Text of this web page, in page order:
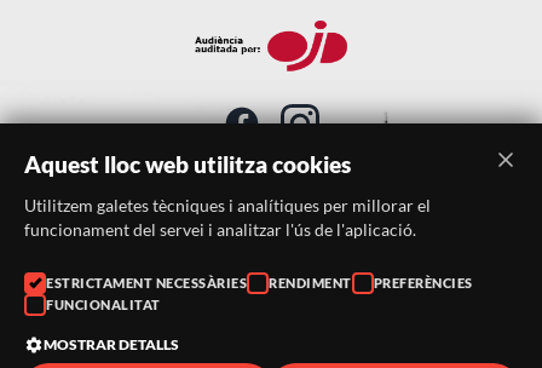
SUBSCRIU-TE AL BUTLLETÍ
Telèfon:
938046359
Correu:
Aquest lloc web utilitza cookies
Utilitzem galetes tècniques i analítiques per millorar el
funcionament del servei i analitzar l'ús de l'aplicació.
ESTRICTAMENT NECESSÀRIES RENDIMENT
PREFERÈNCIES
FUNCIONALITAT
MOSTRAR DETALLS